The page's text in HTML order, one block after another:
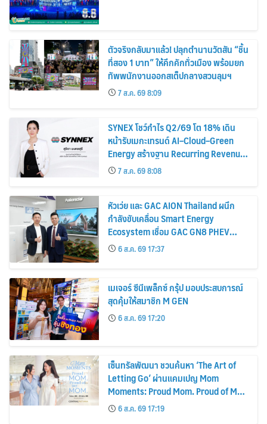
ตัวจริงกลับมาแล้ว! ปลุกตำนานวัตสัน “ชิ้น
ที่สอง 1 บาท” ให้คึกคักทั่วเมือง พร้อมยก
ทัพพนักงานออกสเต็ปกลางสวนลุมฯ
7 ส.ค. 69 8:09
SYNEX โชว์กำไร Q2/69 โต 18% เดิน
หน้ารับเมกะเทรนด์ AI–Cloud–Green
Energy สร้างฐาน Recurring Revenue
เร่งเครื่อง New Growth Engine รับการ
เติบโตระยะยาว พร้อมจ่ายปันผลระหว่าง
กาล 0.10 บาทต่อหุ้น
7 ส.ค. 69 8:08
หัวเว่ย และ GAC AION Thailand ผนึก
กำลังขับเคลื่อน Smart Energy
Ecosystem เชื่อม GAC GN8 PHEV
รถยนต์ MPV ระดับพรีเมียม เข้ากับ
พลังงานแสงอาทิตย์ภายในบ้าน
6 ส.ค. 69 17:37
เมเจอร์ ซีนีเพล็กซ์ กรุ้ป มอบประสบการณ์
สุดคุ้มให้สมาชิก M GEN
6 ส.ค. 69 17:20
เซ็นทรัลพัฒนา ชวนค้นหา ‘The Art of
Letting Go’ ผ่านแคมเปญ Mom
Moments: Proud Mom. Proud of My
Mom.6 ส.ค. 69 17:19